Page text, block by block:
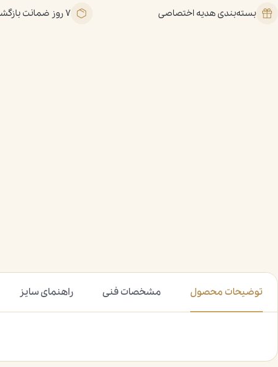
بسته‌بندی هدیه اختصاصی ۷ روز ضمانت بازگشت
توضیحات محصول مشخصات فنی راهنمای سایز